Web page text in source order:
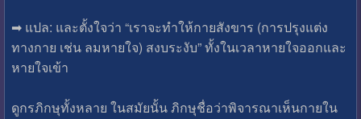
➡ แปล: และตั้งใจว่า “เราจะทำให้กายสังขาร (การปรุงแต่ง
ทางกาย เช่น ลมหายใจ) สงบระงับ” ทั้งในเวลาหายใจออกและ
หายใจเข้า
ดูกรภิกษุทั้งหลาย ในสมัยนั้น ภิกษุชื่อว่าพิจารณาเห็นกายใน